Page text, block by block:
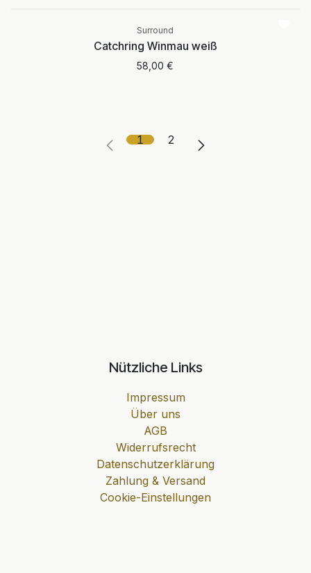
Surround
Catchring Winmau weiß
58,00 €
1 2
Nützliche Links
Impressum
Über uns
AGB
Widerrufsrecht
Datenschutzerklärung
Zahlung & Versand
Cookie-Einstellungen